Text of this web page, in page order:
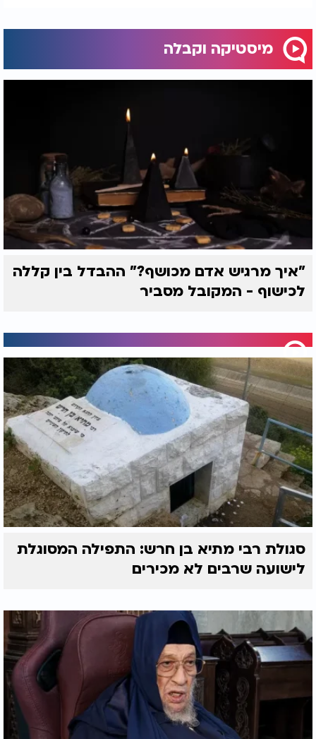
מיסטיקה וקבלה
"איך מרגיש אדם מכושף?" ההבדל בין קללה
לכישוף - המקובל מסביר
סגולת רבי מתיא בן חרש: התפילה המסוגלת
לישועה שרבים לא מכירים